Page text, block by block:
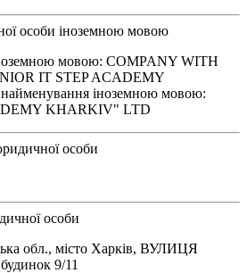
особи іноземною мовою
мовою: COMPANY WITH
IT STEP ACADEMY
іноземною мовою:
KHARKIV" LTD
особи
особи
обл., місто Харків, ВУЛИЦЯ
9/11